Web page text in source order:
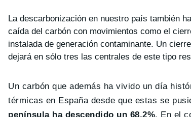
La descarbonización en nuestro país también
caída del carbón con movimientos como el
instalada de generación contaminante. Un
dejará en sólo tres las centrales de este tipo
Un carbón que además ha vivido un día
térmicas en España desde que estas se
península ha descendido un 68,2%. En el